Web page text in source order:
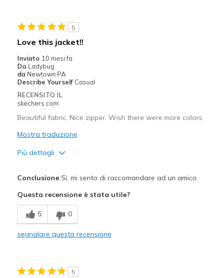
5
Love this jacket!!
Inviato 10 mesi fa
Da Ladybug
da Newtown PA
Describe Yourself Casual
RECENSITO IL
skechers.com
Beautiful fabric. Nice zipper. Wish there were more colors.
Mostra traduzione
Più dettagli
Breathe Well
Comfortable
ConclusioneSì, mi sento di raccomandare ad un amico
Questa recensione è stata utile?
5 0
segnalare questa recensione
5